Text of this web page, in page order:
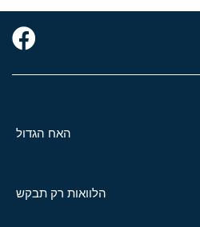
האח הגדול
הלוואות רק תבקש